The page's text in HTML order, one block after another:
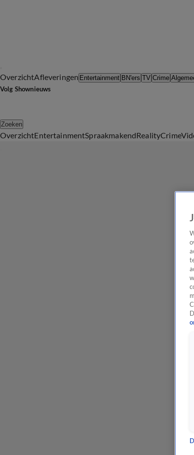
OverzichtAfleveringen Entertainment BN'ers TV Crime
Volg Shownieuws
Zoeken
OverzichtEntertainmentSpraakmakendRealityCrime